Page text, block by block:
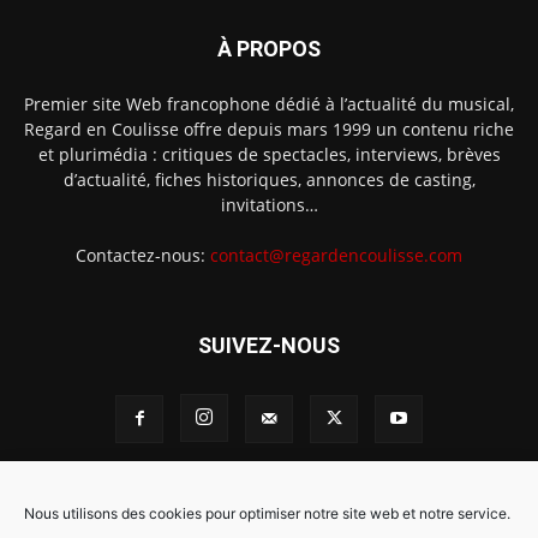
Nous utilisons des cookies pour optimiser notre site web et notre service.
À PROPOS
Premier site Web francophone dédié à l’actualité du musical,
Regard en Coulisse offre depuis mars 1999 un contenu riche
et plurimédia : critiques de spectacles, interviews, brèves
d’actualité, fiches historiques, annonces de casting,
invitations…
Contactez-nous: contact@regardencoulisse.com
SUIVEZ-NOUS
Intégration Ghislain Fayard
Mentions légales